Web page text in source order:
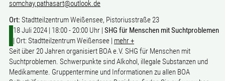
somchay.pathasart@outlook.de
Ort: Stadtteilzentrum Weißensee, Pistoriusstraße 23
18 Juli 2024 | 18:00 - 20:00 Uhr | SHG für Menschen mit Suchtproblemen
| Ort: Stadtteilzentrum Weißensee | mehr +
Seit über 20 Jahren organisiert BOA e.V. SHG für Menschen mit
Suchtproblemen. Schwerpunkte sind Alkohol, illegale Substanzen und
Medikamente. Gruppentermine und Informationen zu allen BOA